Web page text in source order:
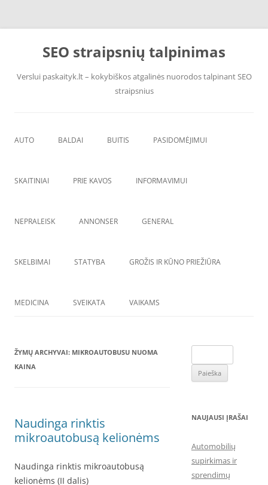
Pereiti
SEO straipsnių talpinimas
Verslui paskaityk.lt – kokybiškos atgalinės nuorodos talpinant SEO
straipsnius
AUTO
PADANGOS
BALDAI BUITIS
ĮRANGA
ŠVAROS PREKĖS
PASIDOMĖJIMUI
SKAITINIAI PRIE KAVOS INFORMAVIMUI
NEPRALEISK ANNONSER GENERAL
SKELBIMAI STATYBA GROŽIS IR KŪNO PRIEŽIŪRA
MEDICINA SVEIKATA VAIKAMS
ŽYMŲ ARCHYVAI: MIKROAUTOBUSU NUOMA
KAINA
Naudinga rinktis
mikroautobusą kelionėms
Naudinga rinktis mikroautobusą
kelionėms (II dalis)
NAUJAUSI ĮRAŠAI
Automobilių
supirkimas ir
sprendimų